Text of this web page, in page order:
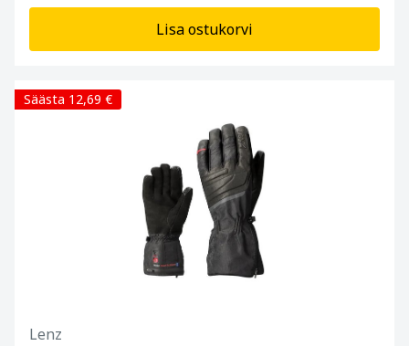
Lisa ostukorvi
Säästa 12,69 €
Lenz